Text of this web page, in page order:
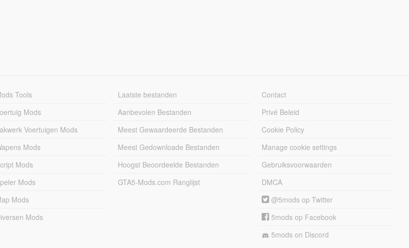
Tools
Mods
Voertuigen Mods
Mods
Mods
Mods
Mods
Mods
Laatste bestanden
Aanbevolen Bestanden
Meest Gewaardeerde Bestanden
Meest Gedownloade Bestanden
Hoogst Beoordeelde Bestanden
GTA5-Mods.com Ranglijst
Contact
Privé Beleid
Cookie Policy
Manage cookie settings
Gebruiksvoorwaarden
DMCA
@5mods op Twitter
5mods op Facebook
5mods on Discord